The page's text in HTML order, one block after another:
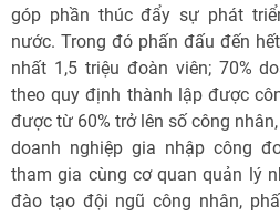
góp phần thúc đẩy sự phát
nước. Trong đó phấn đấu đến
nhất 1,5 triệu đoàn viên; 70%
theo quy định thành lập được
được từ 60% trở lên số công
doanh nghiệp gia nhập công
tham gia cùng cơ quan quản lý
đào tạo đội ngũ công nhân,